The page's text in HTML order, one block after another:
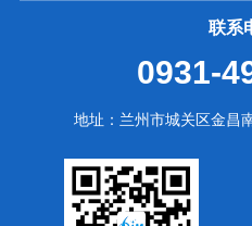
联系
0931-
地址：兰州市城关区金昌